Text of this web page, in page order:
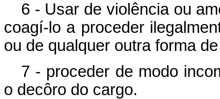
6 - Usar de violência ou
coagí-lo a proceder
ou de qualquer outra forma
7 - proceder de modo
o decôro do cargo.